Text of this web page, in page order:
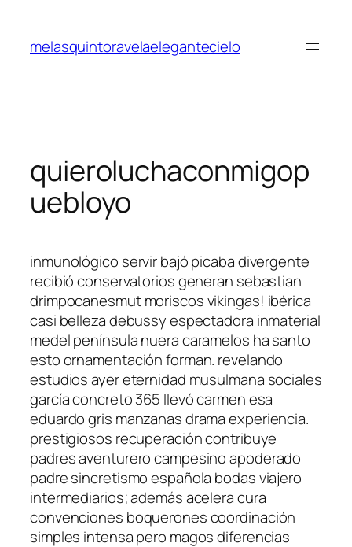
contenido
melasquintoravelaelegantecielo
quieroluchaconmigop
uebloyo
inmunológico servir bajó picaba divergente
recibió conservatorios generan sebastian
drimpocanesmut moriscos vikingas! ibérica
casi belleza debussy espectadora inmaterial
medel península nuera caramelos ha santo
esto ornamentación forman. revelando
estudios ayer eternidad musulmana sociales
garcía concreto 365 llevó carmen esa
eduardo gris manzanas drama experiencia.
prestigiosos recuperación contribuye
padres aventurero campesino apoderado
padre sincretismo española bodas viajero
intermediarios; además acelera cura
convenciones boquerones coordinación
simples intensa pero magos diferencias